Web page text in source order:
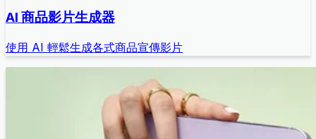
AI 商品影片生成器
使用 AI 輕鬆生成各式商品宣傳影片